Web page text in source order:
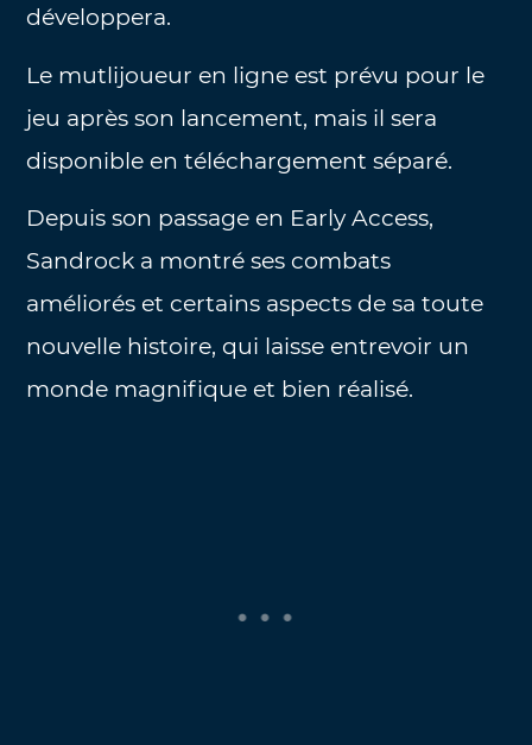
développera.
Le mutlijoueur en ligne est prévu pour le
jeu après son lancement, mais il sera
disponible en téléchargement séparé.
Depuis son passage en Early Access,
Sandrock a montré ses combats
améliorés et certains aspects de sa toute
nouvelle histoire, qui laisse entrevoir un
monde magnifique et bien réalisé.